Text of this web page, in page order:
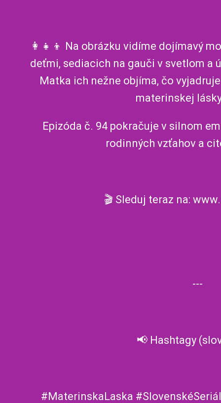
👩‍👧‍👦 Na obrázku vidíme dojímavý
deťmi, sediacich na gauči v svetlom a
Matka ich nežne objíma, čo
materinskej
Epizóda č. 94 pokračuje v silnom
rodinných vzťahov a
🎬 Sleduj teraz na:
---
📢 Hashtagy
#MaterinskaLaska